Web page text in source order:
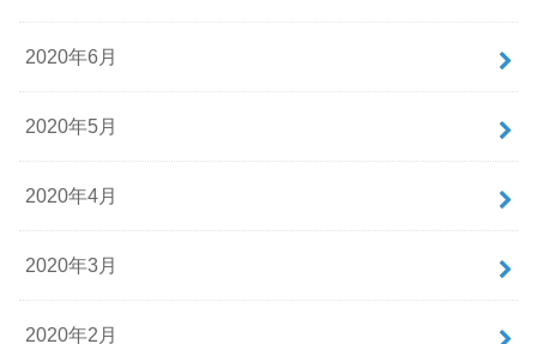
2020年6月
2020年5月
2020年4月
2020年3月
2020年2月